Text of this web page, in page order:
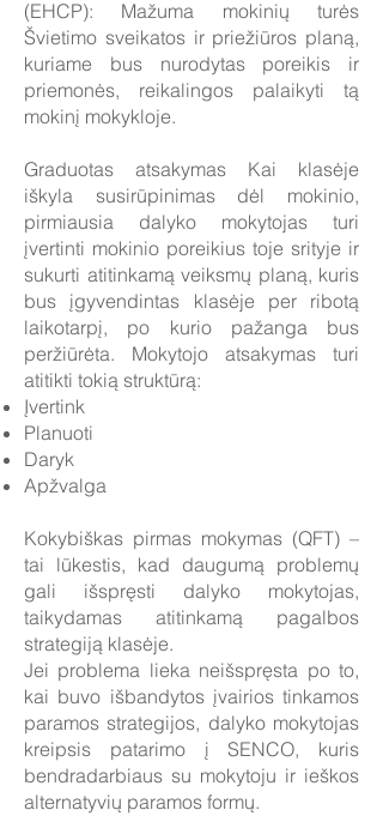
(EHCP): Mažuma mokinių turės
Švietimo sveikatos ir priežiūros planą,
kuriame bus nurodytas poreikis ir
priemonės, reikalingos palaikyti tą
mokinį mokykloje.
Graduotas atsakymas Kai klasėje
iškyla susirūpinimas dėl mokinio,
pirmiausia dalyko mokytojas turi
įvertinti mokinio poreikius toje srityje ir
sukurti atitinkamą veiksmų planą, kuris
bus įgyvendintas klasėje per ribotą
laikotarpį, po kurio pažanga bus
peržiūrėta. Mokytojo atsakymas turi
atitikti tokią struktūrą:
Įvertink
Planuoti
Daryk
Apžvalga
Kokybiškas pirmas mokymas (QFT) –
tai lūkestis, kad daugumą problemų
gali išspręsti dalyko mokytojas,
taikydamas atitinkamą pagalbos
strategiją klasėje.
Jei problema lieka neišspręsta po to,
kai buvo išbandytos įvairios tinkamos
paramos strategijos, dalyko mokytojas
kreipsis patarimo į SENCO, kuris
bendradarbiaus su mokytoju ir ieškos
alternatyvių paramos formų.